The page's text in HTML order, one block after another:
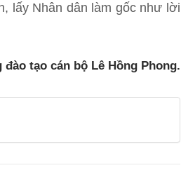
lấy Nhân dân làm gốc như lời
tạo cán bộ Lê Hồng Phong.